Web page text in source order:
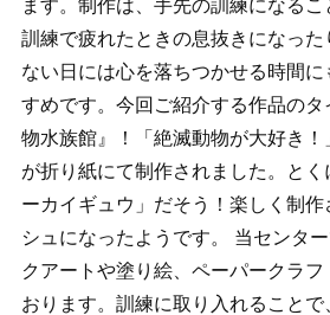
ます。制作は、手先の訓練になる
訓練で疲れたときの息抜きになった
ない日には心を落ちつかせる時間
すめです。今回ご紹介する作品の
物水族館』！「絶滅動物が大好き
が折り紙にて制作されました。と
ーカイギュウ」だそう！楽しく制
シュになったようです。 当センタ
クアートや塗り絵、ペーパークラ
おります。訓練に取り入れること